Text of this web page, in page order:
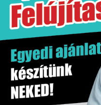
Értékesítési egység
Hatás
Mennyiségi egység
Méret